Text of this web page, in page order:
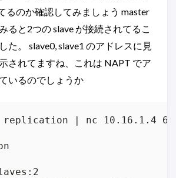
るのか確認してみましょう master
ると2つの slave が接続されてるこ
た。 slave0, slave1 のアドレスに見
されてますね、これは NAPT でア
いるのでしょうか
replication | nc 10.16.1.4